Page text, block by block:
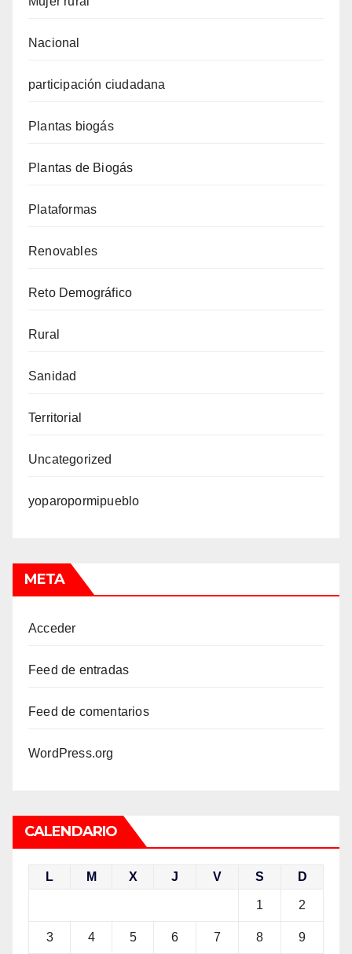
Nacional
participación ciudadana
Plantas biogás
Plantas de Biogás
Plataformas
Renovables
Reto Demográfico
Rural
Sanidad
Territorial
Uncategorized
yoparopormipueblo
META
Acceder
Feed de entradas
Feed de comentarios
WordPress.org
CALENDARIO
L M X J V S D
1 2
3 4 5 6 7 8 9